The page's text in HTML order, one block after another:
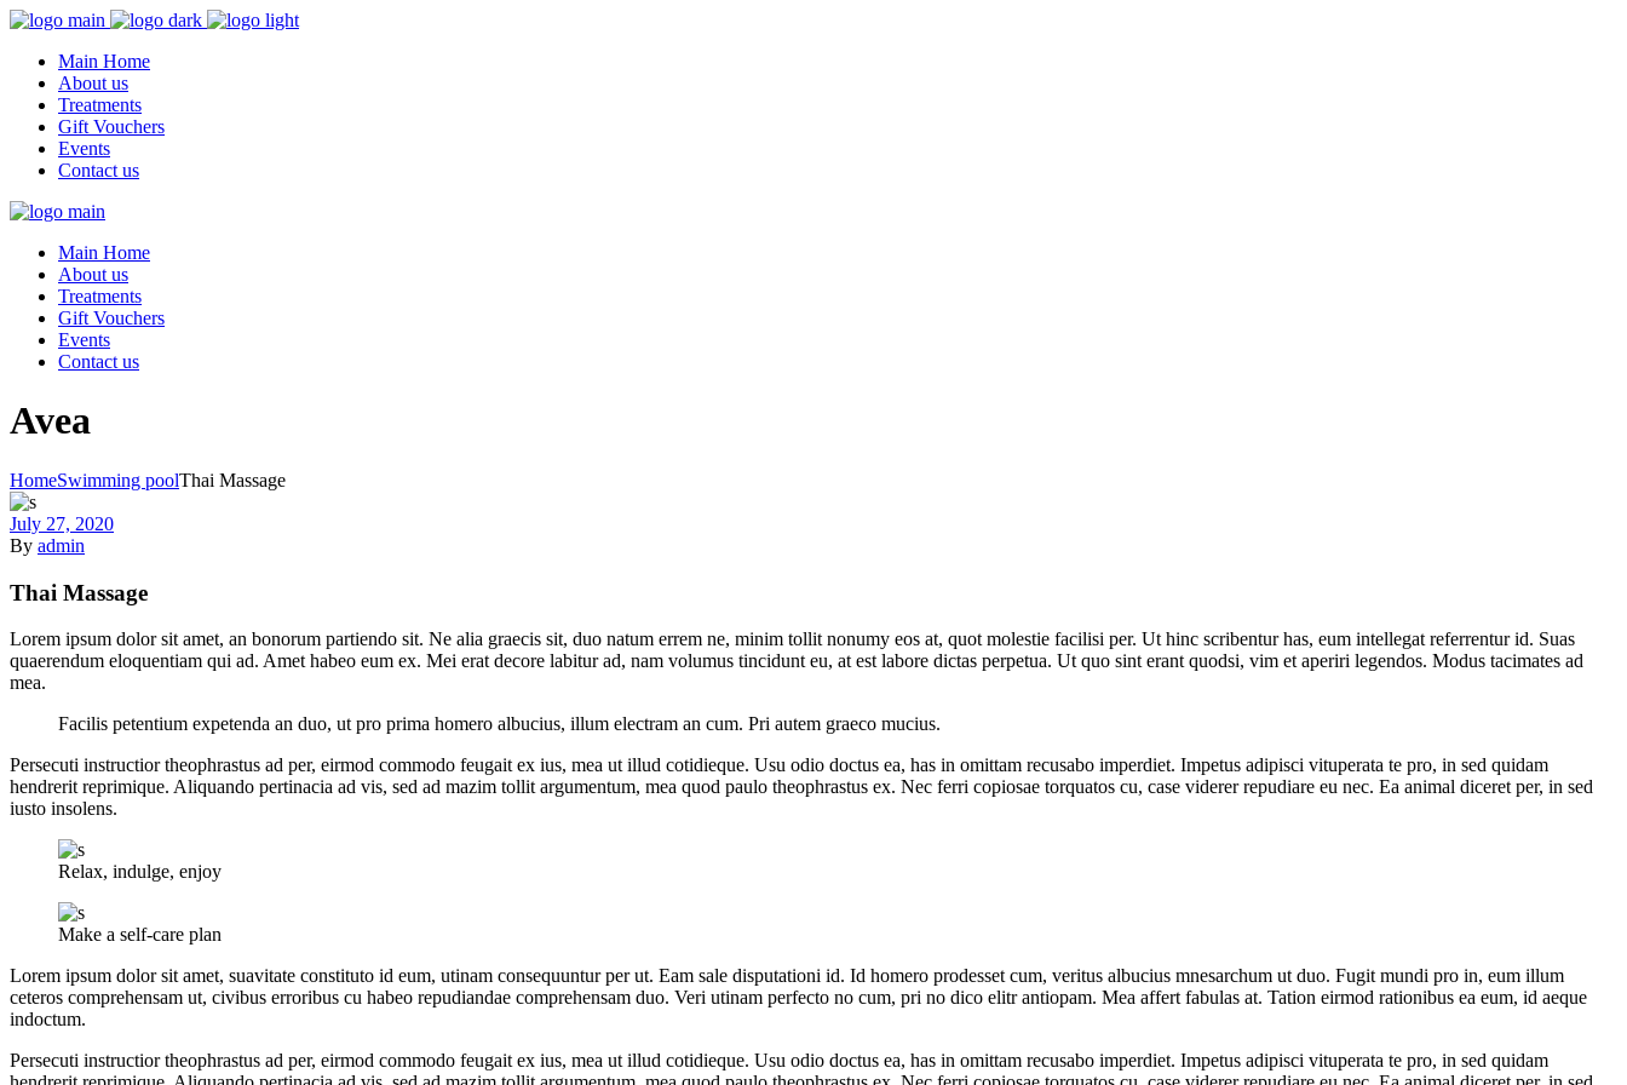
Main Home
About us
Treatments
Gift Vouchers
Events
Contact us
Main Home
About us
Treatments
Gift Vouchers
Events
Contact us
Avea
HomeSwimming poolThai Massage
July 27, 2020
By admin
Thai Massage
Lorem ipsum dolor sit amet, an bonorum partiendo sit. Ne alia graecis sit, duo natum errem ne, minim tollit nonumy eos at, quot molestie facilisi per. Ut hinc scribentur has, eum intellegat referrentur id. Suas
quaerendum eloquentiam qui ad. Amet habeo eum ex. Mei erat decore labitur ad, nam volumus tincidunt eu, at est labore dictas perpetua. Ut quo sint erant quodsi, vim et aperiri legendos. Modus tacimates ad
mea.
Facilis petentium expetenda an duo, ut pro prima homero albucius, illum electram an cum. Pri autem graeco mucius.
Persecuti instructior theophrastus ad per, eirmod commodo feugait ex ius, mea ut illud cotidieque. Usu odio doctus ea, has in omittam recusabo imperdiet. Impetus adipisci vituperata te pro, in sed quidam
hendrerit reprimique. Aliquando pertinacia ad vis, sed ad mazim tollit argumentum, mea quod paulo theophrastus ex. Nec ferri copiosae torquatos cu, case viderer repudiare eu nec. Ea animal diceret per, in sed
iusto insolens.
Relax, indulge, enjoy
Make a self-care plan
Lorem ipsum dolor sit amet, suavitate constituto id eum, utinam consequuntur per ut. Eam sale disputationi id. Id homero prodesset cum, veritus albucius mnesarchum ut duo. Fugit mundi pro in, eum illum
ceteros comprehensam ut, civibus erroribus cu habeo repudiandae comprehensam duo. Veri utinam perfecto no cum, pri no dico elitr antiopam. Mea affert fabulas at. Tation eirmod rationibus ea eum, id aeque
indoctum.
Persecuti instructior theophrastus ad per, eirmod commodo feugait ex ius, mea ut illud cotidieque. Usu odio doctus ea, has in omittam recusabo imperdiet. Impetus adipisci vituperata te pro, in sed quidam